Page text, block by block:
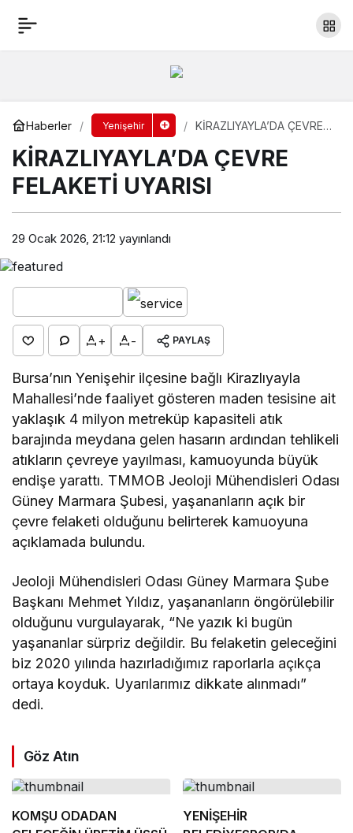
Haberler Yenişehir
KİRAZLIYAYLA’DA ÇEVRE
KİRAZLIYAYLA’DA ÇEVRE
FELAKETİ UYARISI
29 Ocak 2026, 21:12 yayınlandı
+ - PAYLAŞ
Bursa’nın Yenişehir ilçesine bağlı Kirazlıyayla
Mahallesi’nde faaliyet gösteren maden tesisine ait
yaklaşık 4 milyon metreküp kapasiteli atık
barajında meydana gelen hasarın ardından tehlikeli
atıkların çevreye yayılması, kamuoyunda büyük
endişe yarattı. TMMOB Jeoloji Mühendisleri Odası
Güney Marmara Şubesi, yaşananların açık bir
çevre felaketi olduğunu belirterek kamuoyuna
açıklamada bulundu.
Jeoloji Mühendisleri Odası Güney Marmara Şube
Başkanı Mehmet Yıldız, yaşananların öngörülebilir
olduğunu vurgulayarak, “Ne yazık ki bugün
yaşananlar sürpriz değildir. Bu felaketin geleceğini
biz 2020 yılında hazırladığımız raporlarla açıkça
ortaya koyduk. Uyarılarımız dikkate alınmadı”
dedi.
Göz Atın
KOMŞU ODADAN
YENİŞEHİR
KİRAZLIYAYLA’DA ÇEVRE FELAKETİ UYARISI